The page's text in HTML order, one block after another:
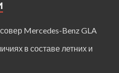
Mercedes-Benz GLA
в составе летних и